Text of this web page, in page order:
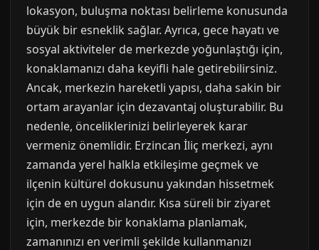
lokasyon, buluşma noktası belirleme konusunda
büyük bir esneklik sağlar. Ayrıca, gece hayatı ve
sosyal aktiviteler de merkezde yoğunlaştığı için,
konaklamanızı daha keyifli hale getirebilirsiniz.
Ancak, merkezin hareketli yapısı, daha sakin bir
ortam arayanlar için dezavantaj oluşturabilir. Bu
nedenle, önceliklerinizi belirleyerek karar
vermeniz önemlidir. Erzincan İliç merkezi, aynı
zamanda yerel halkla etkileşime geçmek ve
ilçenin kültürel dokusunu yakından hissetmek
için de en uygun alandır. Kısa süreli bir ziyaret
için, merkezde bir konaklama planlamak,
zamanınızı en verimli şekilde kullanmanızı